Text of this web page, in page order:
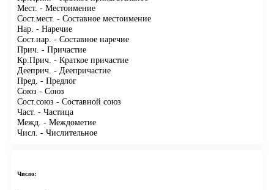
Мест. - Местоимение
Сост.мест. - Составное местоимение
Нар. - Наречие
Сост.нар. - Составное наречие
Прич. - Причастие
Кр.Прич. - Краткое причастие
Дееприч. - Деепричастие
Пред. - Предлог
Союз - Союз
Сост.союз - Составной союз
Част. - Частица
Межд. - Междометие
Числ. - Числительное
Число: